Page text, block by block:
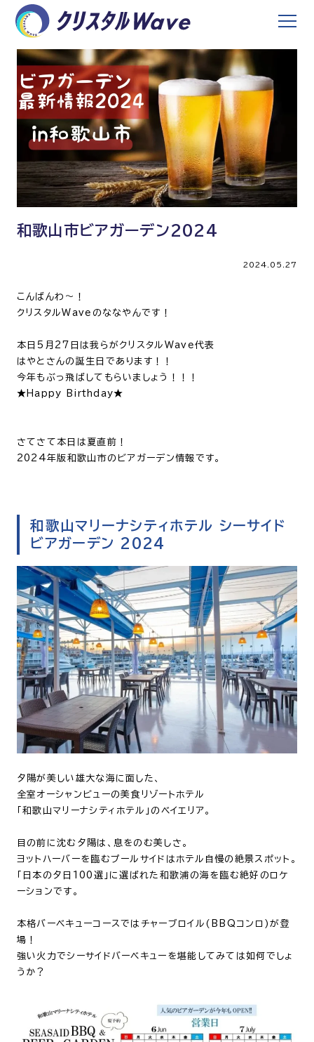
和歌山市ビアガーデン2024
2024.05.27
こんばんわ～！
クリスタルWaveのななやんです！
本日5月27日は我らがクリスタルWave代表
はやとさんの誕生日であります！！
今年もぶっ飛ばしてもらいましょう！！！
★Happy Birthday★
さてさて本日は夏直前！
2024年版和歌山市のビアガーデン情報です。
和歌山マリーナシティホテル シーサイド
ビアガーデン 2024
夕陽が美しい雄大な海に面した、
全室オーシャンビューの美食リゾートホテル
「和歌山マリーナシティホテル」のベイエリア。
目の前に沈む夕陽は、息をのむ美しさ。
ヨットハーバーを臨むプールサイドはホテル自慢の絶景スポット。
「日本の夕日100選」に選ばれた和歌浦の海を臨む絶好のロケ
ーションです。
本格バーベキューコースではチャーブロイル(BBQコンロ)が登
場！
強い火力でシーサイドバーベキューを堪能してみては如何でしょ
うか？